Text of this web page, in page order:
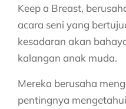
Keep a Breast,
acara seni yang
kesadaran akan
kalangan anak muda.
Mereka berusaha
pentingnya